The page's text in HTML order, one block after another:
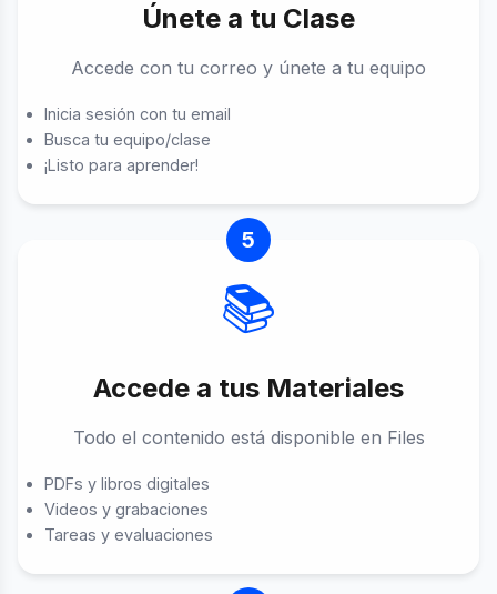
Únete a tu Clase
Accede con tu correo y únete a tu equipo
Inicia sesión con tu email
Busca tu equipo/clase
¡Listo para aprender!
5
📚
Accede a tus Materiales
Todo el contenido está disponible en Files
PDFs y libros digitales
Videos y grabaciones
Tareas y evaluaciones